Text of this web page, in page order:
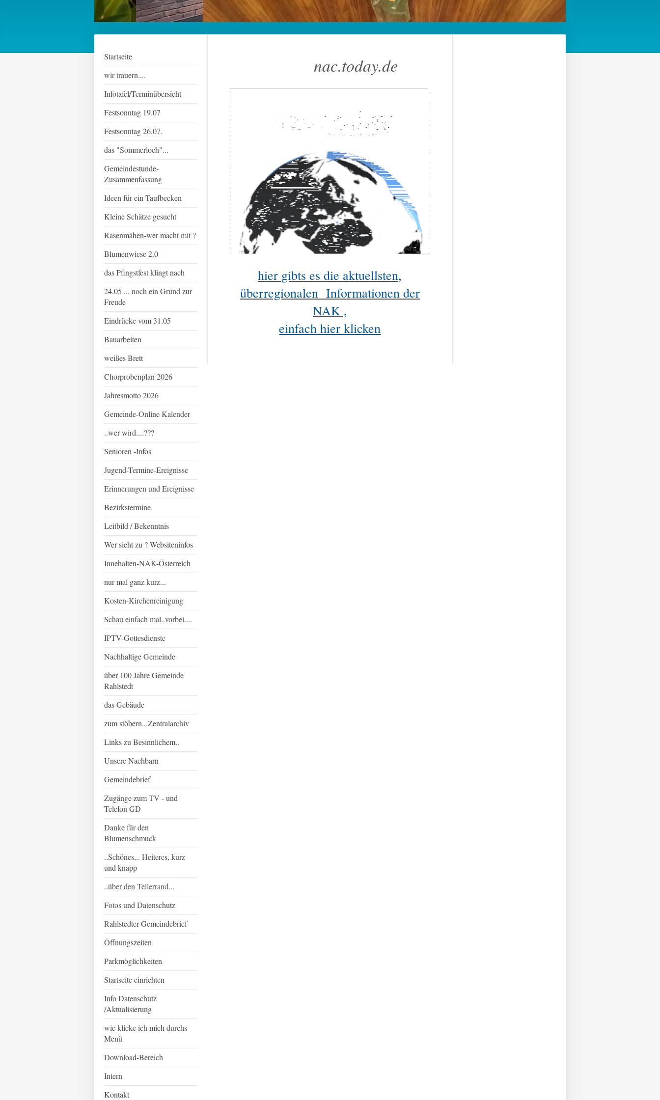
Startseite
wir trauern....
Infotafel/Terminübersicht
Festsonntag 19.07
Festsonntag 26.07.
das "Sommerloch"...
Gemeindestunde-
Zusammenfassung
Ideen für ein Taufbecken
Kleine Schätze gesucht
Rasenmähen-wer macht mit ?
Blumenwiese 2.0
das Pfingstfest klingt nach
24.05 ... noch ein Grund zur
Freude
Eindrücke vom 31.05
Bauarbeiten
weißes Brett
Chorprobenplan 2026
Jahresmotto 2026
Gemeinde-Online Kalender
..wer wird....???
Senioren -Infos
Jugend-Termine-Ereignisse
Erinnerungen und Ereignisse
Bezirkstermine
Leitbild / Bekenntnis
Wer sieht zu ? Websiteninfos
Innehalten-NAK-Österreich
nur mal ganz kurz...
Kosten-Kirchenreinigung
Schau einfach mal..vorbei....
IPTV-Gottesdienste
Nachhaltige Gemeinde
über 100 Jahre Gemeinde
Rahlstedt
das Gebäude
zum stöbern...Zentralarchiv
Links zu Besinnlichem..
Unsere Nachbarn
Gemeindebrief
Zugänge zum TV - und
Telefon GD
Danke für den
Blumenschmuck
..Schönes,.. Heiteres, kurz
und knapp
..über den Tellerrand...
Fotos und Datenschutz
Rahlstedter Gemeindebrief
Öffnungszeiten
Parkmöglichkeiten
Startseite einrichten
Info Datenschutz
/Aktualisierung
wie klicke ich mich durchs
Menü
Download-Bereich
Intern
Kontakt
nac.today.de
hier gibts es die aktuellsten,
überregionalen Informationen der
NAK ,
einfach hier klicken